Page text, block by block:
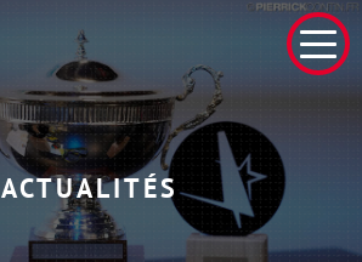
ACTUALITÉS